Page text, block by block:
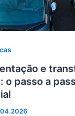
e
o passo a